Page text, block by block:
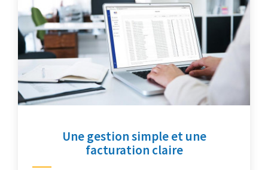
Une gestion simple et une
facturation claire